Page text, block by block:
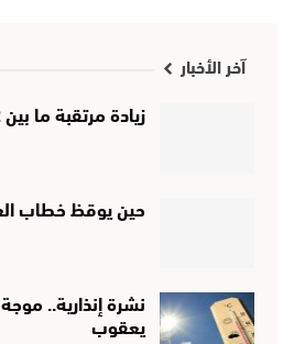
آخر الأخبار
زيادة مرتقبة ما بين 2و3 دراهم للتر الواحد في أسعار الكازوال والبنزين غدا السبت
حين يوقظ خطاب
نشرة إنذارية..
يعقوب